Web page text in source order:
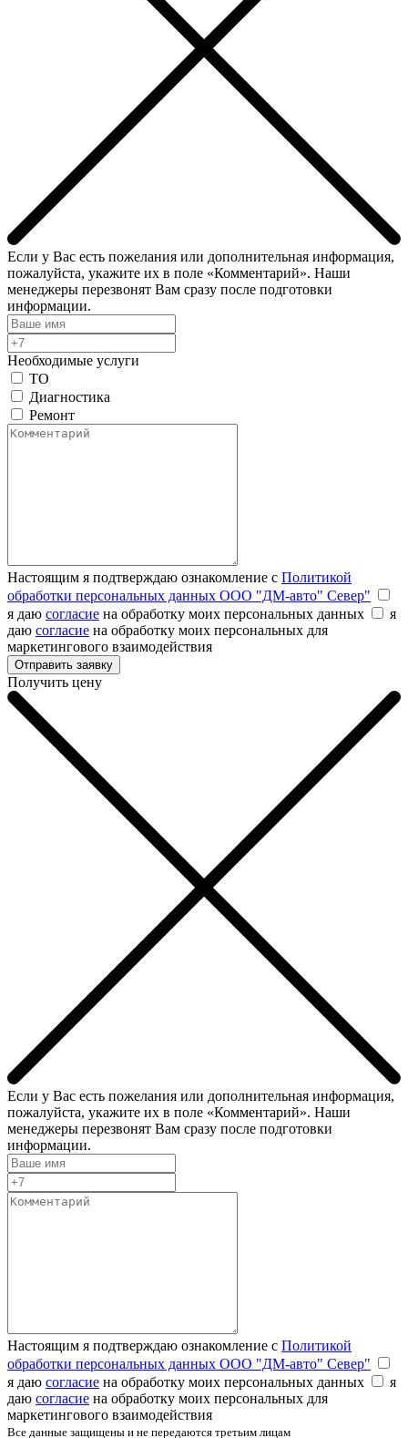
Если у Вас есть пожелания или дополнительная информация,
пожалуйста, укажите их в поле «Комментарий». Наши
менеджеры перезвонят Вам сразу после подготовки
информации.
Необходимые услуги
ТО
Диагностика
Ремонт
Настоящим я подтверждаю ознакомление с Политикой
обработки персональных данных ООО "ДМ-авто" Север"
я даю согласие на обработку моих персональных данных
я
даю согласие на обработку моих персональных для
маркетингового взаимодействия
Получить цену
Если у Вас есть пожелания или дополнительная информация,
пожалуйста, укажите их в поле «Комментарий». Наши
менеджеры перезвонят Вам сразу после подготовки
информации.
Настоящим я подтверждаю ознакомление с Политикой
обработки персональных данных ООО "ДМ-авто" Север"
я даю согласие на обработку моих персональных данных
я
даю согласие на обработку моих персональных для
маркетингового взаимодействия
Все данные защищены и не передаются третьим лицам